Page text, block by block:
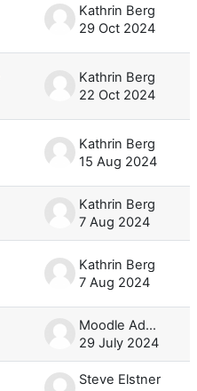
Kathrin Berg
29 Oct 2024
Kathrin Berg
22 Oct 2024
Kathrin Berg
15 Aug 2024
Kathrin Berg
7 Aug 2024
Kathrin Berg
7 Aug 2024
Moodle Admin
29 July 2024
Steve Elstner